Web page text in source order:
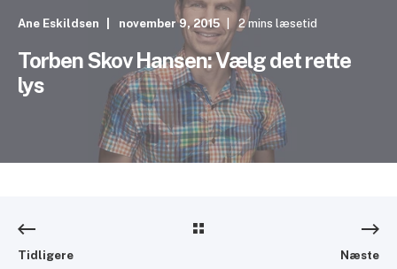
Ane Eskildsen november 9, 2015 2 mins læsetid
Torben Skov Hansen: Vælg det rette
lys
Tidligere Næste